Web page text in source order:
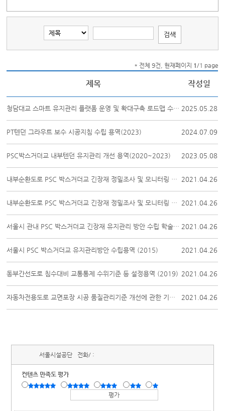
* 전체 9건, 현재페이지 1/1 page
제목 작성일
청담대교 스마트 유지관리 플랫폼 운영 및 확대구축 로드맵 수립 용역(2024~2025) 2025.05.28
PT텐던 그라우트 보수 시공지침 수립 용역(2023) 2024.07.09
PSC박스거더교 내부텐던 유지관리 개선 용역(2020~2023) 2023.05.08
내부순환도로 PSC 박스거더교 긴장재 정밀조사 및 모니터링 학술용역(2020, 2차년도) 2021.04.26
내부순환도로 PSC 박스거더교 긴장재 정밀조사 및 모니터링 학술용역(2018, 1차년도) 2021.04.26
서울시 관내 PSC 박스거더교 긴장재 유지관리 방안 수립 학술용역(2016~2017) 2021.04.26
서울시 PSC 박스거더교 유지관리방안 수립용역 (2015) 2021.04.26
동부간선도로 침수대비 교통통제 수위기준 등 설정용역 (2019) 2021.04.26
자동차전용도로 교면포장 시공 품질관리기준 개선에 관한 기획 연구용역(2016) 2021.04.26
서울시설공단 전화/ :
컨텐츠 만족도 평가